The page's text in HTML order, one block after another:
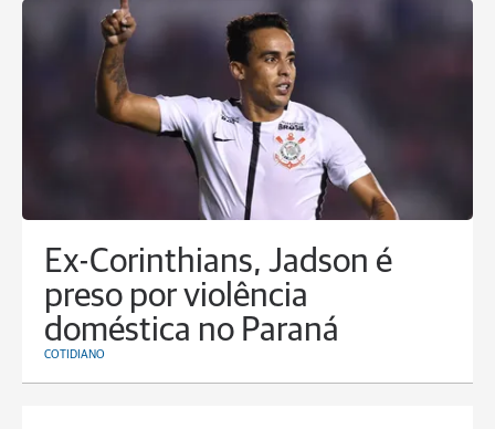
Ex-Corinthians, Jadson é
preso por violência
doméstica no Paraná
COTIDIANO